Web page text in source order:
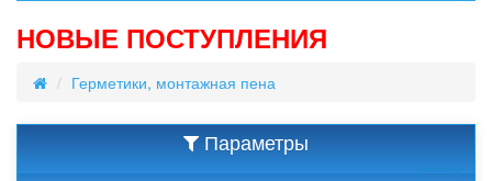
НОВЫЕ ПОСТУПЛЕНИЯ
Герметики, монтажная пена
Параметры